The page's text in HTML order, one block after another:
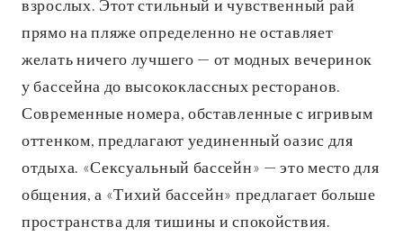
взрослых. Этот стильный и чувственный рай
прямо на пляже определенно не оставляет
желать ничего лучшего — от модных вечеринок
у бассейна до высококлассных ресторанов.
Современные номера, обставленные с игривым
оттенком, предлагают уединенный оазис для
отдыха. «Сексуальный бассейн» — это место для
общения, а «Тихий бассейн» предлагает больше
пространства для тишины и спокойствия.